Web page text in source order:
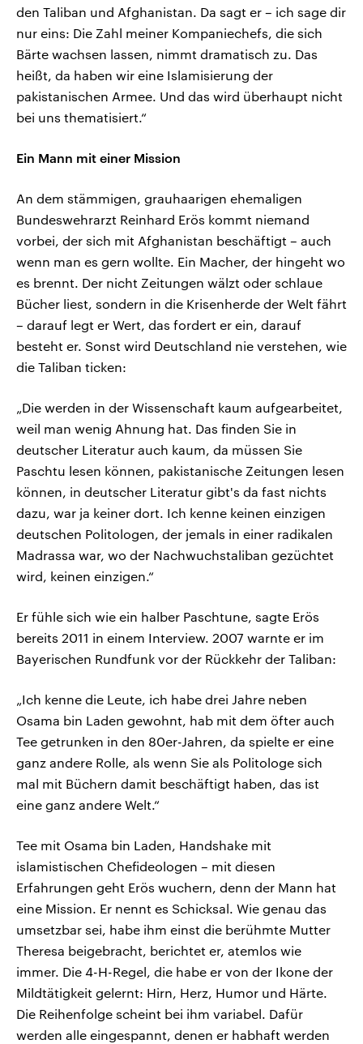
den Taliban und Afghanistan. Da sagt er – ich sage dir
nur eins: Die Zahl meiner Kompaniechefs, die sich
Bärte wachsen lassen, nimmt dramatisch zu. Das
heißt, da haben wir eine Islamisierung der
pakistanischen Armee. Und das wird überhaupt nicht
bei uns thematisiert.“
Ein Mann mit einer Mission
An dem stämmigen, grauhaarigen ehemaligen
Bundeswehrarzt Reinhard Erös kommt niemand
vorbei, der sich mit Afghanistan beschäftigt – auch
wenn man es gern wollte. Ein Macher, der hingeht wo
es brennt. Der nicht Zeitungen wälzt oder schlaue
Bücher liest, sondern in die Krisenherde der Welt fährt
– darauf legt er Wert, das fordert er ein, darauf
besteht er. Sonst wird Deutschland nie verstehen, wie
die Taliban ticken:
„Die werden in der Wissenschaft kaum aufgearbeitet,
weil man wenig Ahnung hat. Das finden Sie in
deutscher Literatur auch kaum, da müssen Sie
Paschtu lesen können, pakistanische Zeitungen lesen
können, in deutscher Literatur gibt's da fast nichts
dazu, war ja keiner dort. Ich kenne keinen einzigen
deutschen Politologen, der jemals in einer radikalen
Madrassa war, wo der Nachwuchstaliban gezüchtet
wird, keinen einzigen.“
Er fühle sich wie ein halber Paschtune, sagte Erös
bereits 2011 in einem Interview. 2007 warnte er im
Bayerischen Rundfunk vor der Rückkehr der Taliban:
„Ich kenne die Leute, ich habe drei Jahre neben
Osama bin Laden gewohnt, hab mit dem öfter auch
Tee getrunken in den 80er-Jahren, da spielte er eine
ganz andere Rolle, als wenn Sie als Politologe sich
mal mit Büchern damit beschäftigt haben, das ist
eine ganz andere Welt.“
Tee mit Osama bin Laden, Handshake mit
islamistischen Chefideologen – mit diesen
Erfahrungen geht Erös wuchern, denn der Mann hat
eine Mission. Er nennt es Schicksal. Wie genau das
umsetzbar sei, habe ihm einst die berühmte Mutter
Theresa beigebracht, berichtet er, atemlos wie
immer. Die 4-H-Regel, die habe er von der Ikone der
Mildtätigkeit gelernt: Hirn, Herz, Humor und Härte.
Die Reihenfolge scheint bei ihm variabel. Dafür
werden alle eingespannt, denen er habhaft werden